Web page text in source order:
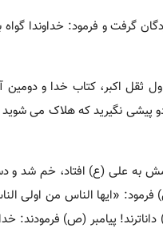
گرفت و فرمود: خداوندا
ثقل اکبر، کتاب خدا و دومین
پیشی نگیرید که هلاک می
به علی (ع) افتاد، خم شد و
«ایها الناس من اولی
پیامبر (ص) فرمودند: